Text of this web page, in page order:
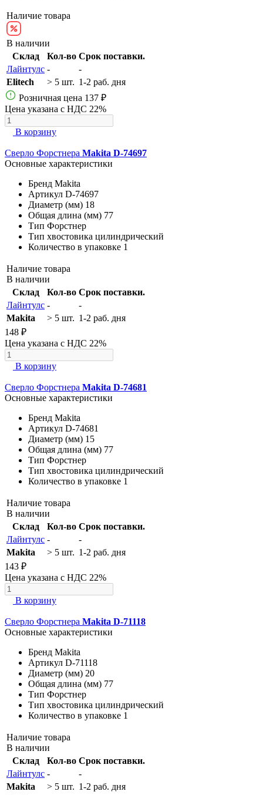
Наличие товара
В наличии
Склад
Кол-во Срок поставки.
Лайнтулс -
-
Elitech
> 5 шт. 1-2 раб. дня
Розничная цена 137 ₽
Цена указана с НДС 22%
В корзину
Сверло Форстнера Makita D-74697
Основные характеристики
Бренд Makita
Артикул D-74697
Диаметр (мм) 18
Общая длина (мм) 77
Тип Форстнер
Тип хвостовика цилиндрический
Количество в упаковке 1
Наличие товара
В наличии
Склад
Кол-во Срок поставки.
Лайнтулс -
-
Makita
> 5 шт. 1-2 раб. дня
148 ₽
Цена указана с НДС 22%
В корзину
Сверло Форстнера Makita D-74681
Основные характеристики
Бренд Makita
Артикул D-74681
Диаметр (мм) 15
Общая длина (мм) 77
Тип Форстнер
Тип хвостовика цилиндрический
Количество в упаковке 1
Наличие товара
В наличии
Склад
Кол-во Срок поставки.
Лайнтулс -
-
Makita
> 5 шт. 1-2 раб. дня
143 ₽
Цена указана с НДС 22%
В корзину
Сверло Форстнера Makita D-71118
Основные характеристики
Бренд Makita
Артикул D-71118
Диаметр (мм) 20
Общая длина (мм) 77
Тип Форстнер
Тип хвостовика цилиндрический
Количество в упаковке 1
Наличие товара
В наличии
Склад
Кол-во Срок поставки.
Лайнтулс -
-
Makita
> 5 шт. 1-2 раб. дня